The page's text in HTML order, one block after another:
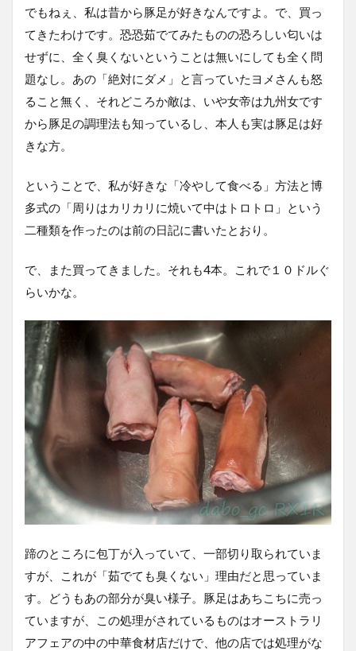
でもねぇ、私は昔から豚足が好きなんですよ。で、買っ
てきたわけです。恐恐茹でてみたものの恐ろしい匂いは
せずに、全く臭くないということは無いにしても全く問
題なし。あの「絶対にダメ」と言っていたヨメさんも怒
ること無く、それどころか敵は、いや女帝は九州女です
から豚足の調理法も知っているし、本人も実は豚足は好
きな方。
ということで、私が好きな「冷やして食べる」方法と博
多式の「周りはカリカリに焼いて中はトロトロ」という
二種類を作ったのは前の日記に書いたとおり。
で、また買ってきました。それも4本。これで１０ドルぐ
らいかな。
蹄のところに包丁が入っていて、一部切り取られていま
すが、これが「茹でても臭くない」理由だと思っていま
す。どうもあの部分が臭い様子。豚足はあちこちに売っ
ていますが、この処理がされているものはオーストラリ
アフェアの中の中華食材店だけで、他の店では処理がな